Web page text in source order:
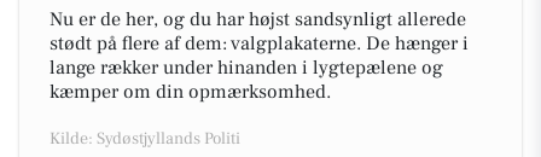
Nu er de her, og du har højst sandsynligt allerede
stødt på flere af dem: valgplakaterne. De hænger i
lange rækker under hinanden i lygtepælene og
kæmper om din opmærksomhed.
Kilde: Sydøstjyllands Politi